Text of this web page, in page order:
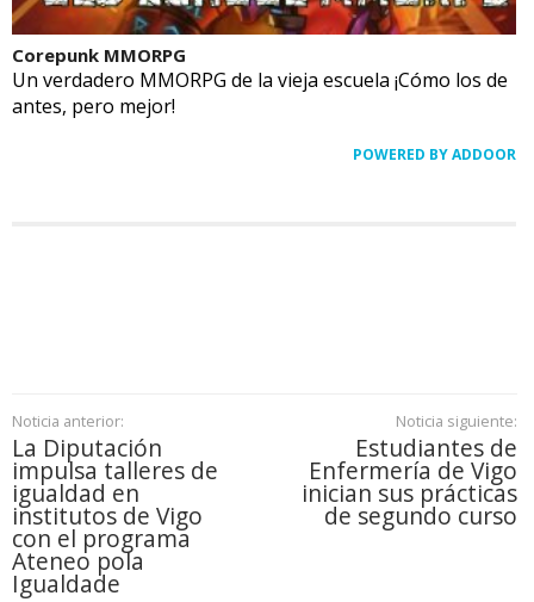
Corepunk MMORPG
Un verdadero MMORPG de la vieja escuela ¡Cómo los de
antes, pero mejor!
POWERED BY ADDOOR
Noticia anterior:
La Diputación
impulsa talleres de
igualdad en
institutos de Vigo
con el programa
Ateneo pola
Igualdade
Noticia siguiente:
Estudiantes de
Enfermería de Vigo
inician sus prácticas
de segundo curso